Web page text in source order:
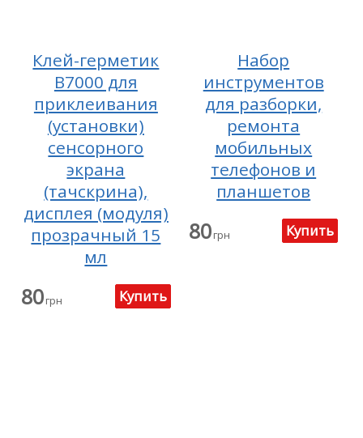
Клей-герметик
B7000 для
приклеивания
(установки)
сенсорного
экрана
(тачскрина),
дисплея (модуля)
прозрачный 15
мл
80грн
Набор
инструментов
для разборки,
ремонта
мобильных
телефонов и
планшетов
80грн